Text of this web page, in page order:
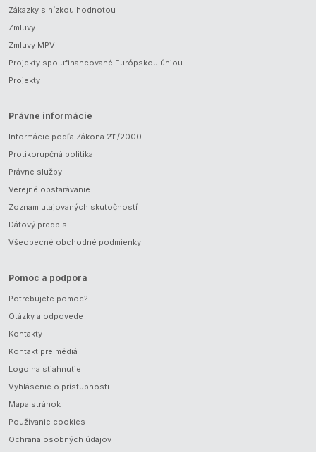
Zákazky s nízkou hodnotou
Zmluvy
Zmluvy MPV
Projekty spolufinancované Európskou úniou
Projekty
Právne informácie
Informácie podľa Zákona 211/2000
Protikorupčná politika
Právne služby
Verejné obstarávanie
Zoznam utajovaných skutočností
Dátový predpis
Všeobecné obchodné podmienky
Pomoc a podpora
Potrebujete pomoc?
Otázky a odpovede
Kontakty
Kontakt pre médiá
Logo na stiahnutie
Vyhlásenie o prístupnosti
Mapa stránok
Používanie cookies
Ochrana osobných údajov